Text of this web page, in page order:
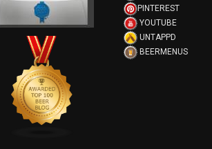
PINTEREST
YOUTUBE
UNTAPPD
BEERMENUS